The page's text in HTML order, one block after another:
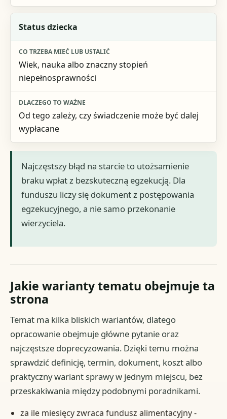
Status dziecka
Wiek, nauka albo znaczny stopień
niepełnosprawności
Od tego zależy, czy świadczenie może być dalej
wypłacane
Najczęstszy błąd na starcie to utożsamienie
braku wpłat z bezskuteczną egzekucją. Dla
funduszu liczy się dokument z postępowania
egzekucyjnego, a nie samo przekonanie
wierzyciela.
Jakie warianty tematu obejmuje ta
strona
Temat ma kilka bliskich wariantów, dlatego
opracowanie obejmuje główne pytanie oraz
najczęstsze doprecyzowania. Dzięki temu można
sprawdzić definicję, termin, dokument, koszt albo
praktyczny wariant sprawy w jednym miejscu, bez
przeskakiwania między podobnymi poradnikami.
za ile miesięcy zwraca fundusz alimentacyjny -